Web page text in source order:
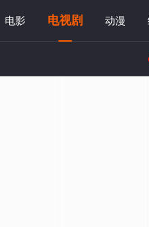
电影 电视剧 动漫